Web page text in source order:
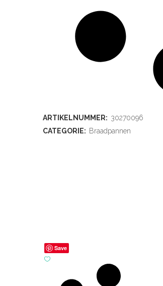
ARTIKELNUMMER: 30270096
CATEGORIE: Braadpannen
Save